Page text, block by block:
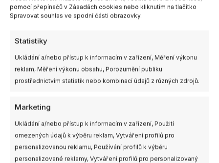
pomocí přepínačů v Zásadách cookies nebo kliknutím na tlačítko
Spravovat souhlas ve spodní části obrazovky.
Statistiky
Ukládání a/nebo přístup k informacím v zařízení, Měření výkonu
reklam, Měření výkonu obsahu, Porozumění publiku
prostřednictvím statistik nebo kombinací údajů z různých zdrojů.
Marketing
Ukládání a/nebo přístup k informacím v zařízení, Použití
omezených údajů k výběru reklam, Vytváření profilů pro
personalizovanou reklamu, Používání profilů k výběru
personalizované reklamy, Vytváření profilů pro personalizovaný
SKU:- Kategorie:6",Vrtule
Clear Gray, Whisky, White